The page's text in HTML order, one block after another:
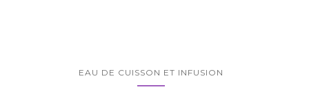
EAU DE CUISSON ET INFUSION